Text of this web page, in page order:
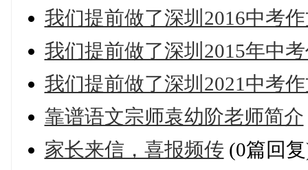
我们提前做了深圳2016中考
我们提前做了深圳2015年中
我们提前做了深圳2021中考
靠谱语文宗师袁幼阶老师简介
家长来信，喜报频传 (0篇回